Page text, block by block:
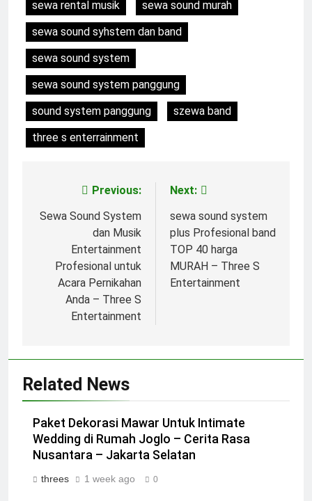
sewa rental musik
sewa sound murah
sewa sound syhstem dan band
sewa sound system
sewa sound system panggung
sound system panggung
szewa band
three s enterrainment
navigation
Previous:
Sewa Sound System
dan Musik
Entertainment
Profesional untuk
Acara Pernikahan
Anda – Three S
Entertainment
Next:
sewa sound system
plus Profesional band
TOP 40 harga
MURAH – Three S
Entertainment
Related News
Paket Dekorasi Mawar Untuk Intimate
Wedding di Rumah Joglo – Cerita Rasa
Nusantara – Jakarta Selatan
threes 1 week ago 0